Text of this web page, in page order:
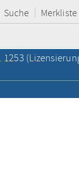
Suche Merkliste
1253